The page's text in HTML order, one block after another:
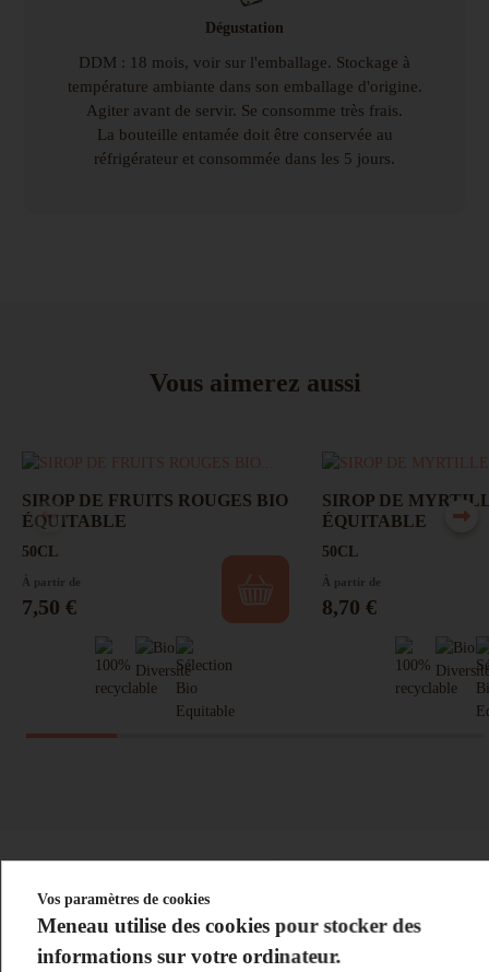
Dégustation
DDM : 18 mois, voir sur l'emballage. Stockage à
température ambiante dans son emballage d'origine.
Agiter avant de servir. Se consomme très frais.
La bouteille entamée doit être conservée au
réfrigérateur et consommée dans les 5 jours.
Vous aimerez aussi
SIROP DE FRUITS ROUGES BIO
ÉQUITABLE
50CL
À partir de
Prix
7,50 €
SIROP DE
ÉQUITABLE
50CL
À partir de
Prix
8,70 €
Les smoothies 100% fruits Bio mixés
Vos paramètres de cookies
Meneau utilise des cookies pour stocker des
informations sur votre ordinateur.